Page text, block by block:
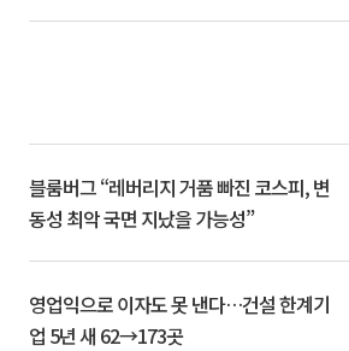
블룸버그 “레버리지 거품 빠진 코스피, 변
동성 최악 국면 지났을 가능성”
영업익으로 이자도 못 낸다…건설 한계기
업 5년 새 62→173곳